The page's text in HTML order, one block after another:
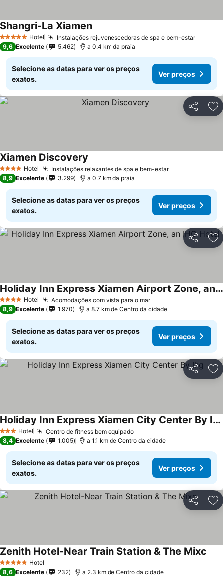
5 Estrelas Hotel Instalações rejuvenescedoras de spa e bem-estar
Shangri-La Xiamen
9,6 Excelente 5.462 a 0.4 km da praia
Selecione as datas para ver os preços
exatos.
Ver preços
Partilhar
4 EstrelasHotel Instalações relaxantes de spa e bem-estar
Xiamen Discovery
8,9 Excelente 3.299 a 0.7 km da praia
Selecione as datas para ver os preços
exatos.
Ver preços
Partilhar
4 EstrelasHotel Acomodações com vista para o mar
Holiday Inn Express Xiamen Airport Zone, an IHG Hotel
8,9 Excelente 1.970 a 8.7 km de Centro da cidade
Selecione as datas para ver os preços
exatos.
Ver preços
Partilhar
3 EstrelasHotel Centro de fitness bem equipado
Holiday Inn Express Xiamen City Center By Ihg
8,4 Excelente 1.005 a 1.1 km de Centro da cidade
Selecione as datas para ver os preços
exatos.
Ver preços
Partilhar
5 Estrelas Hotel
Zenith Hotel-Near Train Station & The Mixc
8,6 Excelente 232 a 2.3 km de Centro da cidade